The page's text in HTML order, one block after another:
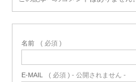
名前 ( 必須 )
E-MAIL ( 必須 ) - 公開されません -